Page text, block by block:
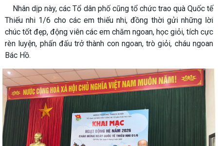
Nhân dịp này, các Tổ dân phố cũng tổ chức trao quà Quốc tế
Thiếu nhi 1/6 cho các em thiếu nhi, đồng thời gửi những lời
chúc tốt đẹp, động viên các em chăm ngoan, học giỏi, tích cực
rèn luyện, phấn đấu trở thành con ngoan, trò giỏi, cháu ngoan
Bác Hồ.